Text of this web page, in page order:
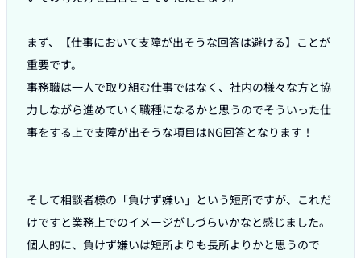
まず、【仕事において支障が出そうな回答は避ける】ことが
重要です。
事務職は一人で取り組む仕事ではなく、社内の様々な方と協
力しながら進めていく職種になるかと思うのでそういった仕
事をする上で支障が出そうな項目はNG回答となります！
そして相談者様の「負けず嫌い」という短所ですが、これだ
けですと業務上でのイメージがしづらいかなと感じました。
個人的に、負けず嫌いは短所よりも長所よりかと思うので